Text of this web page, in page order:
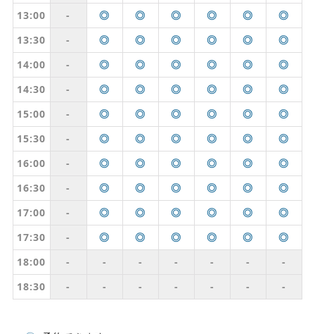
13:00
- ◎ ◎ ◎ ◎ ◎
◎
13:30
- ◎ ◎ ◎ ◎ ◎
◎
14:00
- ◎ ◎ ◎ ◎ ◎
◎
14:30
- ◎ ◎ ◎ ◎ ◎
◎
15:00
- ◎ ◎ ◎ ◎ ◎
◎
15:30
- ◎ ◎ ◎ ◎ ◎
◎
16:00
- ◎ ◎ ◎ ◎ ◎
◎
16:30
- ◎ ◎ ◎ ◎ ◎
◎
17:00
- ◎ ◎ ◎ ◎ ◎
◎
17:30
- ◎ ◎ ◎ ◎ ◎
◎
18:00
- - - - - -
-
18:30
- - - - - - -